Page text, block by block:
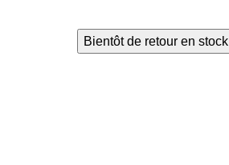
Bientôt de retour en stock